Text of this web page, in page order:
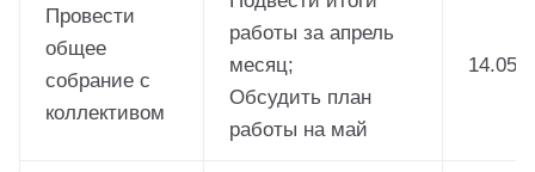
Провести
общее
собрание с
коллективом
работы за апрель
месяц;
Обсудить план
работы на май